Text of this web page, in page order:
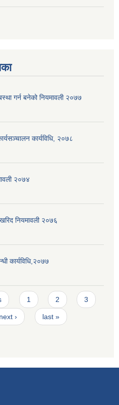
गर्न बनेको नियमावली २०७७
कार्यविधि, २०७८
२०७४
नियमावली २०७६
कार्यविधि,२०७७
1 2 3
next › last »